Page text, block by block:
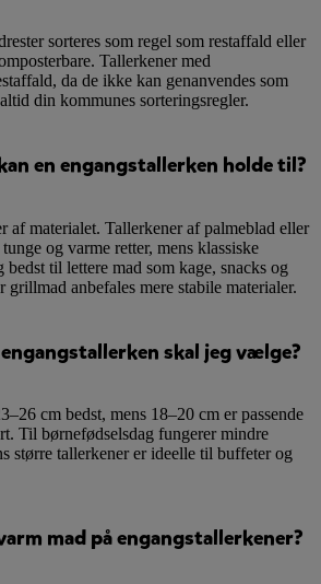
sorteres som regel som restaffald eller
Tallerkener med
da de ikke kan genanvendes som
din kommunes sorteringsregler.
en engangstallerken holde til?
af materialet. Tallerkener af palmeblad eller
og varme retter, mens klassiske
bedst til lettere mad som kage, snacks og
grillmad anbefales mere stabile materialer.
skal jeg vælge?
cm bedst, mens 18–20 cm er passende
Til børnefødselsdag fungerer mindre
større tallerkener er ideelle til buffeter og
mad på engangstallerkener?